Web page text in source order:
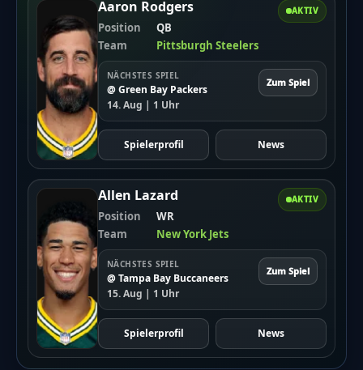
AKTIV
Aaron Rodgers
Position
QB
Team
Pittsburgh Steelers
NÄCHSTES SPIEL
@ Green Bay Packers
14. Aug | 1 Uhr
Zum Spiel
Spielerprofil News
AKTIV
Allen Lazard
Position
WR
Team
New York Jets
NÄCHSTES SPIEL
@ Tampa Bay Buccaneers
15. Aug | 1 Uhr
Zum Spiel
Spielerprofil News